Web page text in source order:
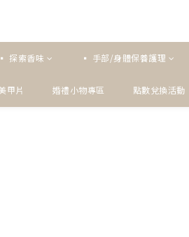
▪ 探索香味 ▪ 手部/身體保養護理
甲片 婚禮小物專區 點數兌換活動